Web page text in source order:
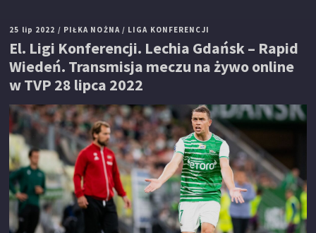
25 lip 2022 / PIŁKA NOŻNA/ LIGA KONFERENCJI
El. Ligi Konferencji. Lechia Gdańsk – Rapid
Wiedeń. Transmisja meczu na żywo online
w TVP 28 lipca 2022